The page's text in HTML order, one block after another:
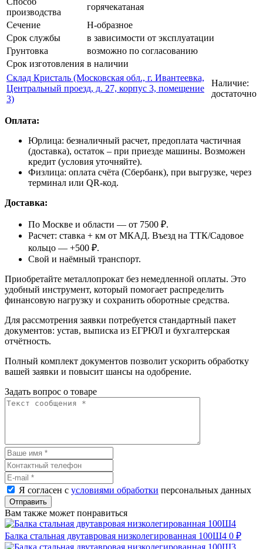
производства
горячекатаная
Сечение
Н-образное
Срок службы
в зависимости от эксплуатации
Грунтовка
возможно по согласованию
Срок изготовления в наличии
Склад Кристаль (Московская обл., г. Ивантеевка,
Центральный проезд, д. 27, корпус 3, помещение
3)
Наличие:
достаточно
Оплата:
Юрлица: безналичный расчет, предоплата частичная
(доставка), остаток – при приезде машины. Возможен
кредит (условия уточняйте).
Физлица: оплата счёта (Сбербанк), при выгрузке, через
терминал или QR-код.
Доставка:
По Москве и области — от 7500 ₽.
Расчет: ставка + км от МКАД. Въезд на ТТК/Садовое
кольцо — +500 ₽.
Свой и наёмный транспорт.
Приобретайте металлопрокат без немедленной оплаты. Это
удобный инструмент, который помогает распределить
финансовую нагрузку и сохранить оборотные средства.
Для рассмотрения заявки потребуется стандартный пакет
документов: устав, выписка из ЕГРЮЛ и бухгалтерская
отчётность.
Полный комплект документов позволит ускорить обработку
вашей заявки и повысит шансы на одобрение.
Задать вопрос о товаре
Я согласен с условиями обработки персональных данных
Отправить
Вам также может понравиться
Балка стальная двутавровая низколегированная 100Ш4 0 ₽